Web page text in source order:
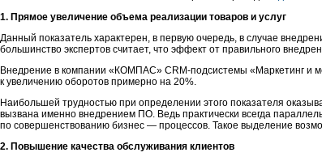
1. Прямое увеличение объема реализации товаров и услуг
Данный показатель характерен, в первую очередь, в случае
большинство экспертов считает, что эффект от правильного
Внедрение в компании «КОМПАС» CRM-подсистемы «Маркетинг и
к увеличению оборотов примерно на 20%.
Наибольшей трудностью при определении этого показателя
вызвана именно внедрением ПО. Ведь практически всегда
по совершенствованию бизнес — процессов. Такое выделение
2. Повышение качества обслуживания клиентов